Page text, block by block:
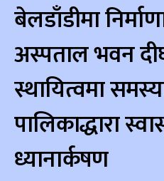
बेलडाँडीमा
अस्पताल भवन
स्थायित्वमा
पालिकाद्धारा
ध्यानार्कषण